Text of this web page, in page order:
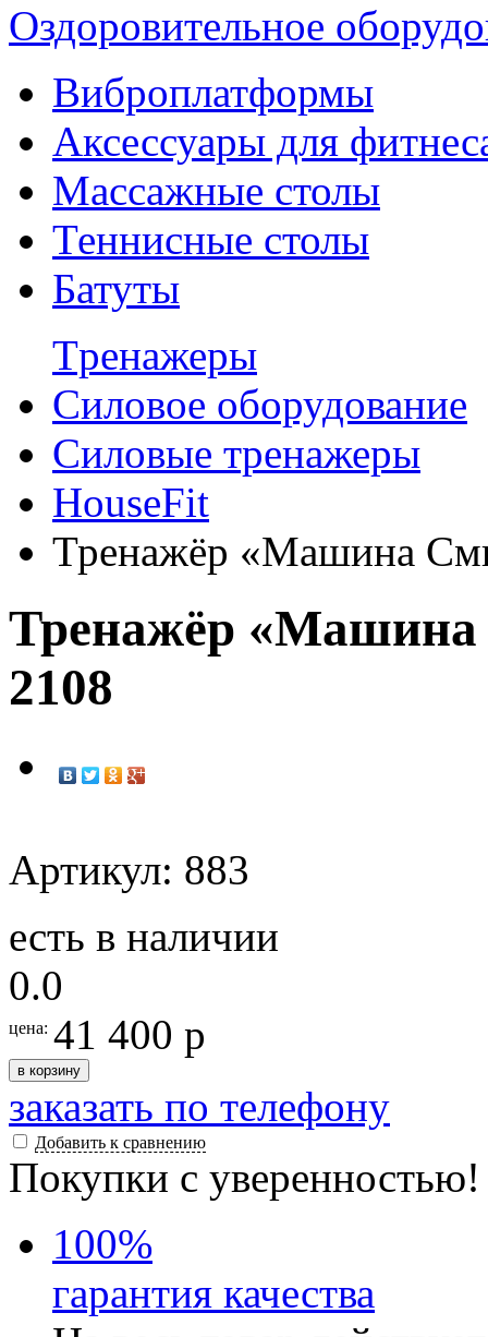
Оздоровительное
Виброплатформы
Аксессуары для
Массажные столы
Теннисные столы
Батуты
Tренажеры
Силовое оборудование
Силовые тренажеры
HouseFit
Тренажёр «Машина
Тренажёр «Машина
2108
Артикул: 883
есть в наличии
0.0
цена: 41 400 р
в корзину
заказать по телефону
Добавить к сравнению
Покупки с уверенностью!
100%
гарантия качества